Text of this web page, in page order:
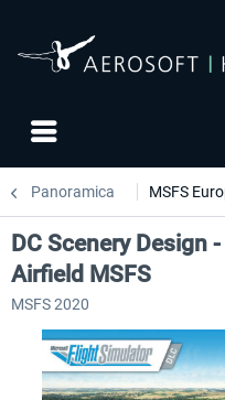
Panoramica MSFS
DC Scenery Design
Airfield MSFS
MSFS 2020